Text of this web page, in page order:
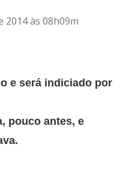
2014 às 08h09m
e será indiciado por
pouco antes, e